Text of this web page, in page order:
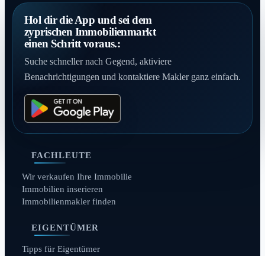
Hol dir die App und sei dem
zyprischen Immobilienmarkt
einen Schritt voraus.:
Suche schneller nach Gegend, aktiviere
Benachrichtigungen und kontaktiere Makler ganz einfach.
FACHLEUTE
Wir verkaufen Ihre Immobilie
Immobilien inserieren
Immobilienmakler finden
EIGENTÜMER
Tipps für Eigentümer